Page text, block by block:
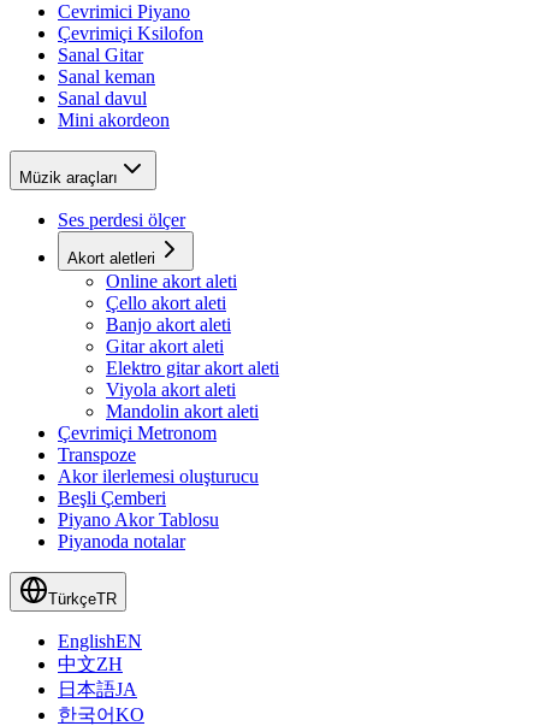
Cevrimici Piyano
Çevrimiçi Ksilofon
Sanal Gitar
Sanal keman
Sanal davul
Mini akordeon
Müzik araçları
Ses perdesi ölçer
Akort aletleri
Online akort aleti
Çello akort aleti
Banjo akort aleti
Gitar akort aleti
Elektro gitar akort aleti
Viyola akort aleti
Mandolin akort aleti
Çevrimiçi Metronom
Transpoze
Akor ilerlemesi oluşturucu
Beşli Çemberi
Piyano Akor Tablosu
Piyanoda notalar
TürkçeTR
EnglishEN
中文ZH
日本語JA
한국어KO